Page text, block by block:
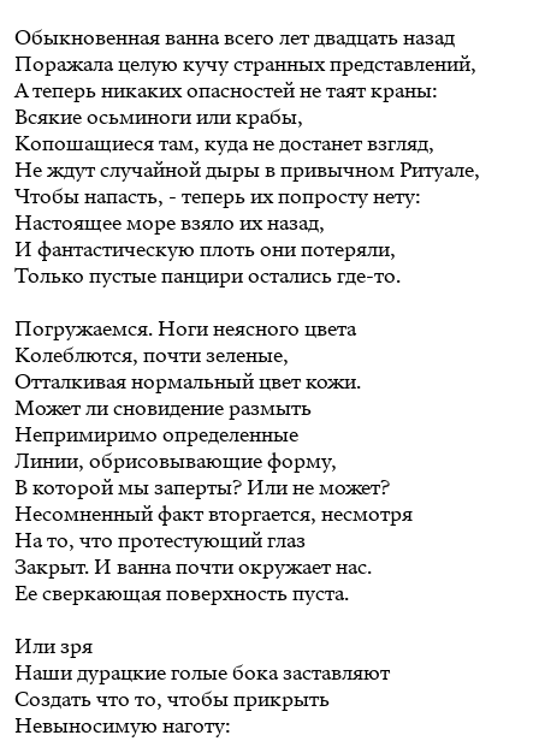
Обыкновенная ванна всего лет двадцать назад
Поражала целую кучу странных представлений,
А теперь никаких опасностей не таят краны:
Всякие осьминоги или крабы,
Копошащиеся там, куда не достанет взгляд,
Не ждут случайной дыры в привычном Ритуале,
Чтобы напасть, - теперь их попросту нету:
Настоящее море взяло их назад,
И фантастическую плоть они потеряли,
Только пустые панцири остались где-то.
Погружаемся. Ноги неясного цвета
Колеблются, почти зеленые,
Отталкивая нормальный цвет кожи.
Может ли сновидение размыть
Непримиримо определенные
Линии, обрисовывающие форму,
В которой мы заперты? Или не может?
Несомненный факт вторгается, несмотря
На то, что протестующий глаз
Закрыт. И ванна почти окружает нас.
Ее сверкающая поверхность пуста.
Или зря
Наши дурацкие голые бока заставляют
Создать что то, чтобы прикрыть
Невыносимую наготу: